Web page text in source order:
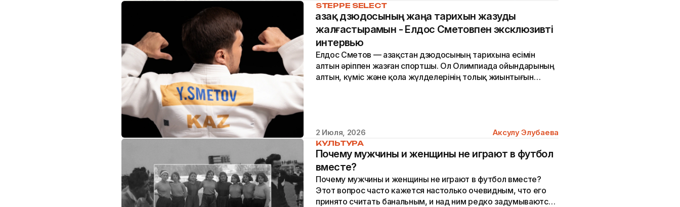
STEPPE SELECT
Қазақ дзюдосының жаңа тарихын жазуды
жалғастырамын - Елдос Сметовпен эксклюзивті
интервью
Елдос Сметов — Қазақстан дзюдосының тарихына есімін
алтын әріппен жазған спортшы. Ол Олимпиада ойындарының
алтын, күміс және қола жүлделерінің толық жиынтығын
2 Июля, 2026 Аксулу Элубаева
КУЛЬТУРА
​Почему мужчины и женщины не играют в футбол
вместе?
Почему мужчины и женщины не играют в футбол вместе?
Этот вопрос часто кажется настолько очевидным, что его
принято считать банальным, и над ним редко задумываются